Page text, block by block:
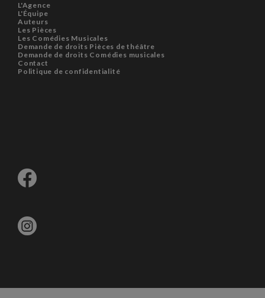
L'Agence
L'Équipe
Auteurs
Les Pièces
Les Comédies Musicales
Demande de droits Pièces de théâtre
Demande de droits Comédies musicales
Contact
Politique de confidentialité